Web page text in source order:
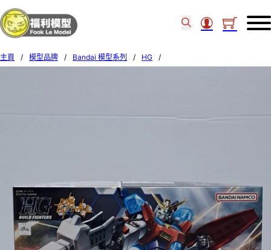
主頁 / 模型品牌 / Bandai 模型系列 / HG
/